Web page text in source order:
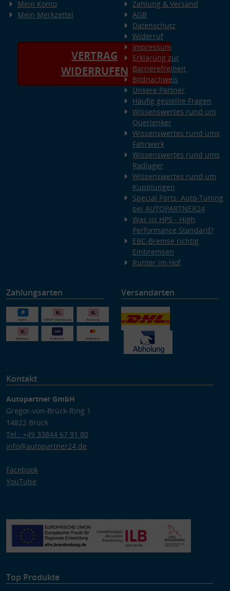
Mein Konto
Mein Merkzettel
VERTRAG
WIDERRUFEN
Zahlung & Versand
AGB
Datenschutz
Widerruf
Impressum
Erklärung zur
Barrierefreiheit
Bildnachweis
Unsere Partner
Häufig gestellte Fragen
Wissenswertes rund um
Querlenker
Wissenswertes rund ums
Fahrwerk
Wissenswertes rund ums
Radlager
Wissenswertes rund um
Kupplungen
Special Parts: Auto-Tuning
bei AUTOPARTNER24
Was ist HPS - High
Performance Standard?
EBC-Bremse richtig
Einbremsen
Runter im Hof
Zahlungsarten Versandarten
Kontakt
Autopartner GmbH
Gregor-von-Brück-Ring 1
14822 Brück
Tel.: +49 33844 67 91 80
info@autopartner24.de
Facebook
YouTube
Top Produkte